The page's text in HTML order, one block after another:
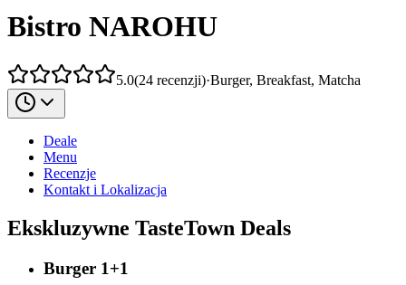
Bistro NAROHU
5.0(24 recenzji)·Burger, Breakfast, Matcha
Deale
Menu
Recenzje
Kontakt i Lokalizacja
Ekskluzywne TasteTown Deals
Burger 1+1